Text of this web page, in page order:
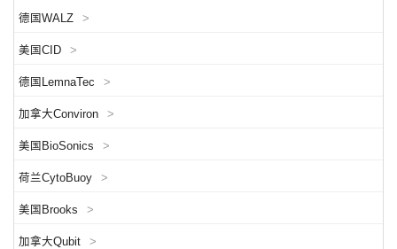
德国WALZ >
美国CID >
德国LemnaTec >
加拿大Conviron >
美国BioSonics >
荷兰CytoBuoy >
美国Brooks >
加拿大Qubit >